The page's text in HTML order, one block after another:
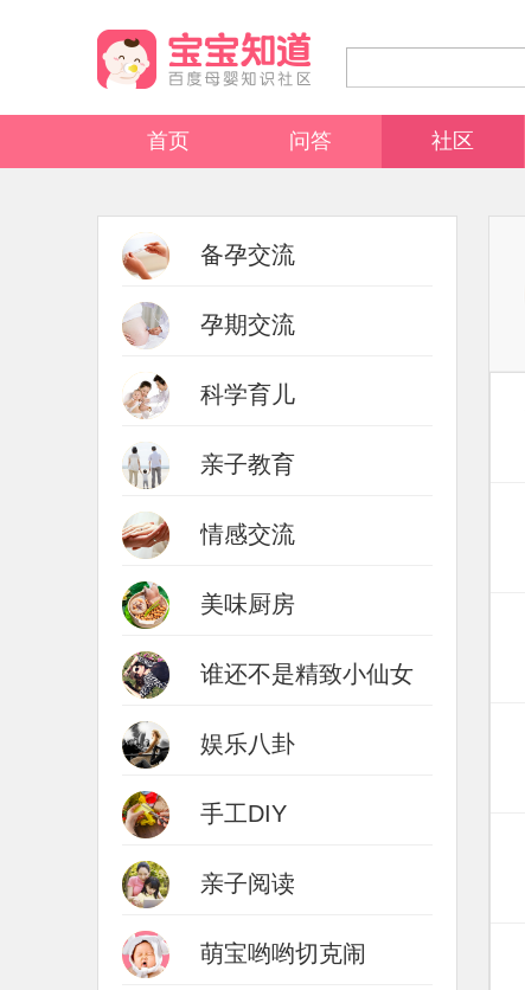
首页 问答 社区
备孕交流
孕期交流
科学育儿
亲子教育
情感交流
美味厨房
谁还不是精致小仙女
娱乐八卦
手工DIY
亲子阅读
萌宝哟哟切克闹